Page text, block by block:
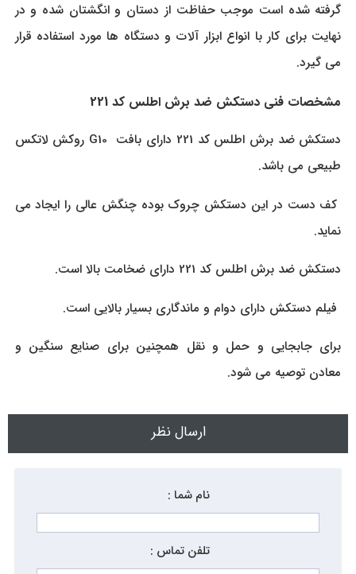
گرفته شده است موجب حفاظت از دستان و انگشتان شده و در
نهایت برای کار با انواع ابزار آلات و دستگاه ها مورد استفاده قرار
می گیرد.
مشخصات فنی دستکش ضد برش اطلس کد 221
دستکش ضد برش اطلس کد 221 دارای بافت G10 روکش لاتکس
طبيعی می باشد.
کف دست در این دستکش چروک بوده چنگش عالی را ایجاد می
نماید.
دستکش ضد برش اطلس کد 221 دارای ضخامت بالا است.
فیلم دستکش دارای دوام و ماندگاری بسیار بالایی است.
برای جابجایی و حمل و نقل همچنین برای صنایع سنگین و
معادن توصیه می شود.
ارسال نظر
نام شما :
تلفن تماس :